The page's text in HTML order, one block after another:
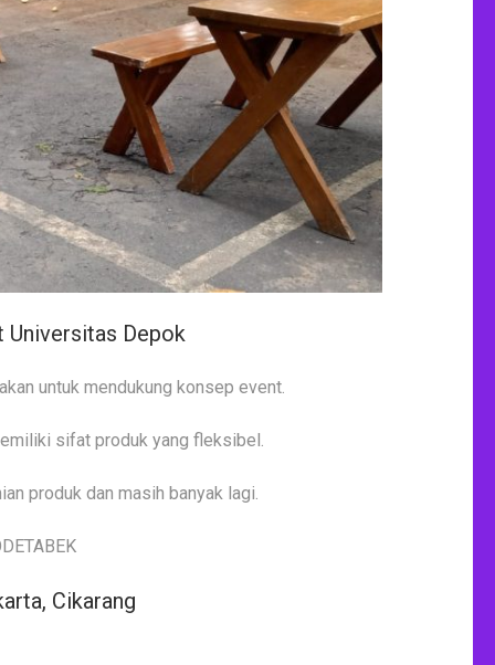
Universitas Depok
untuk mendukung konsep event.
sifat produk yang fleksibel.
produk dan masih banyak lagi.
Cikarang